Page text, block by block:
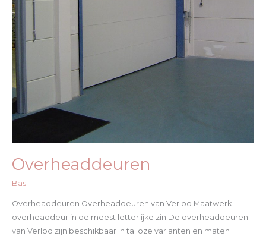
Overheaddeuren
Bas
Overheaddeuren Overheaddeuren van Verloo Maatwerk
overheaddeur in de meest letterlijke zin De overheaddeuren
van Verloo zijn beschikbaar in talloze varianten en maten